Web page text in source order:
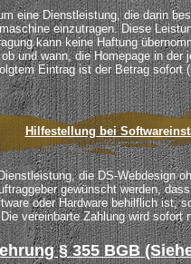
eine Dienstleistung, die darin
einzutragen. Diese
kann keine Haftung
und wann, die Homepage in der
Eintrag ist der Betrag sofort
Hilfestellung bei
die DS-Webdesign
gewünscht werden,
oder Hardware behilflich ist,
vereinbarte Zahlung wird sofort
§ 355 BGB